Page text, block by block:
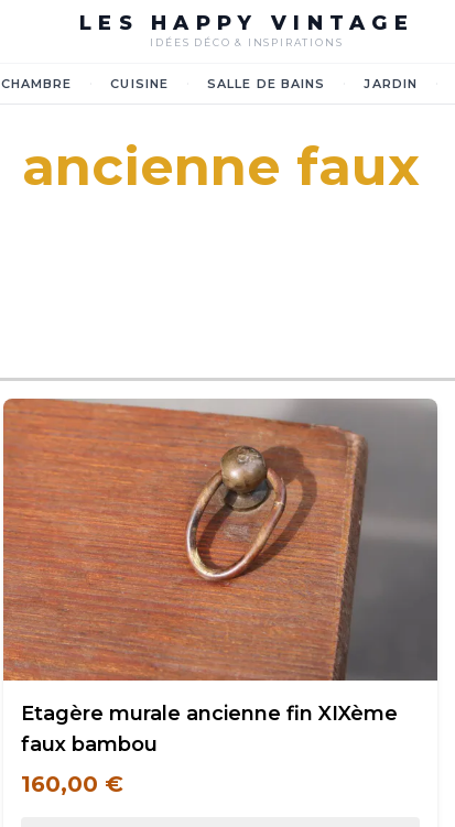
LES HAPPY VINTAGE
IDÉES DÉCO & INSPIRATIONS
CHAMBRE CUISINE SALLE DE BAINS JARDIN
ancienne faux
Etagère murale ancienne fin XIXème
faux bambou
160,00 €